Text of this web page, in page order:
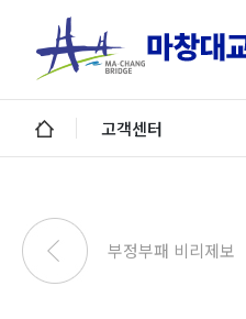
고객센터
부정부패 비리제보